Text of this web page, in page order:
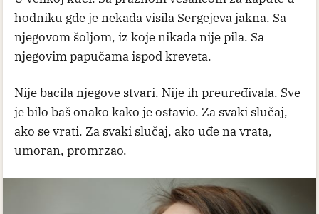
hodniku gde je nekada visila Sergejeva jakna. Sa
njegovom šoljom, iz koje nikada nije pila. Sa
njegovim papučama ispod kreveta.
Nije bacila njegove stvari. Nije ih preuređivala. Sve
je bilo baš onako kako je ostavio. Za svaki slučaj,
ako se vrati. Za svaki slučaj, ako uđe na vrata,
umoran, promrzao.